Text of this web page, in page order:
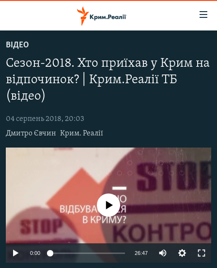
до
основного
матеріалу
Перейти
до
навігації
Перейти
до
НОВИНИ
ВОДА.КРИМ
ВІДЕО ТА ФОТО
ПОЛІТИКА
БЛОГИ
ПОГЛЯД
СПЕЦПРОЕКТИ
ДЕПОРТАЦІЯ
ВІДЕОУРОКИ «ELIFBE»
СВІДЧЕННЯ ОКУПАЦІЇ
ЯК ОБІЙТИ БЛОКУВАННЯ
Русский
Qırımtatar
ВІДЕО
Сезон-2018. Хто приїхав у Крим на
відпочинок? | Крим.Реалії ТБ
(відео)
04 серпень 2018, 20:03
Дмитро Євчин Крим. Реалії
No media source currently available
0:00 26:47